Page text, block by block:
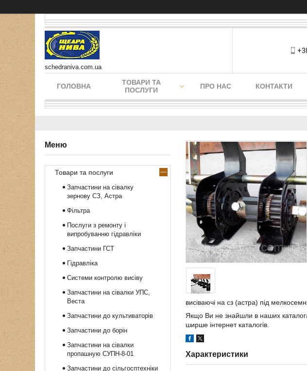
schedraniva.com.ua
ГОЛОВНА
ТОВАРИ ТА
ПОСЛУГИ
ПРО НАС КОНТАКТИ
висіваючі на сз (астра) під
Якщо Ви не знайшли в наших
ширше інтернет каталогів.
Характеристики
Товари та послуги
Запчастини на сівалку
зернову СЗ, Астра
Фільтра
Послуги з ремонту і
випробуванню гідравліки
Запчастини ГСТ
Гідравліка
Системи контролю висіву
Запчастини на сівалки УПС,
Веста
Запчастини до культиваторів
Запчастини до борін
Запчастини на сівалки
пропашную СУПН-8-01
Запчастини до сільгосптехніки